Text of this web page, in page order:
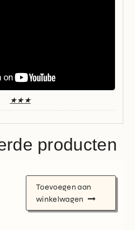
★★★
producten
Toevoegen aan
winkelwagen